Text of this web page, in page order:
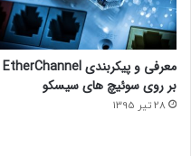
معرفی و پیکربندی EtherChannel
بر روی سوئیچ های سیسکو
28 تیر 1395